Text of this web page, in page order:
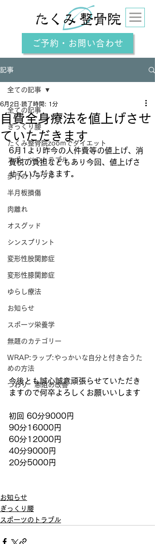
ご予約・お問い合わせ
記事
全ての記事
ぎっくり腰
たくみ整骨院zoomでダイエット
スポーツのトラブル
歩行のトラブル
半月板損傷
肉離れ
オスグッド
シンスプリント
変形性股関節症
変形性膝関節症
ゆらし療法
お知らせ
スポーツ栄養学
無題のカテゴリー
WRAP:ラップ:やっかいな自分と付き合うた
めの方法
つわり 悪阻の改善
全ての記事
自費全身療法を値上げさせ
ていただきます
6月2日 読了時間: 1分
6月1より昨今の人件費等の値上げ、消
費税の負担などもあり今回、値上げさ
せていただきます。
今後とも誠心誠意頑張らせていただき
ますので何卒よろしくお願いいします
初回 60分9000円
90分16000円
60分12000円
40分9000円
20分5000円
お知らせ
ぎっくり腰
スポーツのトラブル